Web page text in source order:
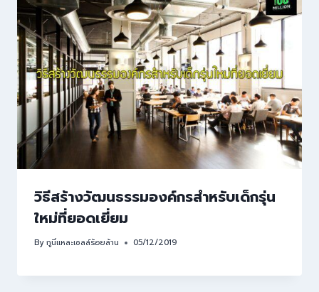
วิธีสร้างวัฒนธรรมองค์กรสำหรับเด็กรุ่น
ใหม่ที่ยอดเยี่ยม
Byกูนี่แหละเซลล์ร้อยล้าน 05/12/2019